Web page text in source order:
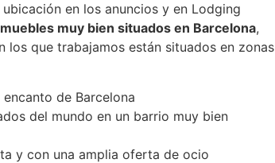
en los anuncios y en Lodging
muy bien situados en Barcelona,
los que trabajamos están situados en zonas
de Barcelona
del mundo en un barrio muy bien
y con una amplia oferta de ocio